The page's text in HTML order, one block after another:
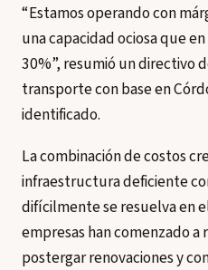
“Estamos operando con
una capacidad ociosa que
30%”, resumió un directivo
transporte con base en
identificado.
La combinación de costos
infraestructura deficiente
difícilmente se resuelva en
empresas han comenzado a
postergar renovaciones y